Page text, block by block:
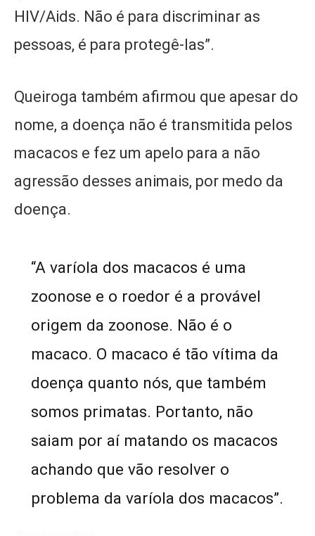
HIV/Aids. Não é para discriminar as
pessoas, é para protegê-las”.
Queiroga também afirmou que apesar do
nome, a doença não é transmitida pelos
macacos e fez um apelo para a não
agressão desses animais, por medo da
doença.
“A varíola dos macacos é uma
zoonose e o roedor é a provável
origem da zoonose. Não é o
macaco. O macaco é tão vítima da
doença quanto nós, que também
somos primatas. Portanto, não
saiam por aí matando os macacos
achando que vão resolver o
problema da varíola dos macacos”.